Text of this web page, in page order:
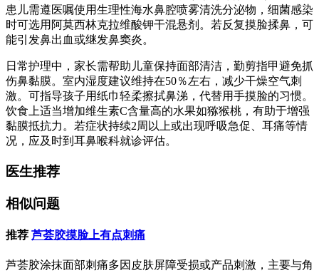
患儿需遵医嘱使用生理性海水鼻腔喷雾清洗分泌物，细菌感染
时可选用阿莫西林克拉维酸钾干混悬剂。若反复摸脸揉鼻，可
能引发鼻出血或继发鼻窦炎。
日常护理中，家长需帮助儿童保持面部清洁，勤剪指甲避免抓
伤鼻黏膜。室内湿度建议维持在50％左右，减少干燥空气刺
激。可指导孩子用纸巾轻柔擦拭鼻涕，代替用手摸脸的习惯。
饮食上适当增加维生素C含量高的水果如猕猴桃，有助于增强
黏膜抵抗力。若症状持续2周以上或出现呼吸急促、耳痛等情
况，应及时到耳鼻喉科就诊评估。
医生推荐
相似问题
推荐 芦荟胶摸脸上有点刺痛
芦荟胶涂抹面部刺痛多因皮肤屏障受损或产品刺激，主要与角